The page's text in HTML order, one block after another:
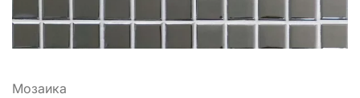
Мозаика